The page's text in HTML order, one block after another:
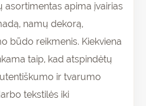
asortimentas apima įvairias
namų dekorą,
būdo reikmenis. Kiekviena
taip, kad atspindėtų
ir tvarumo
tekstilės iki